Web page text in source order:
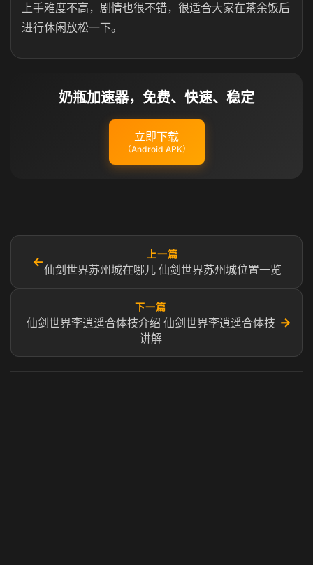
上手难度不高，剧情也很不错，很适合大家在茶余饭后
进行休闲放松一下。
奶瓶加速器，免费、快速、稳定
立即下载
（Android APK）
←
上一篇
仙剑世界苏州城在哪儿 仙剑世界苏州城位置一览
下一篇
仙剑世界李逍遥合体技介绍 仙剑世界李逍遥合体技
讲解
→